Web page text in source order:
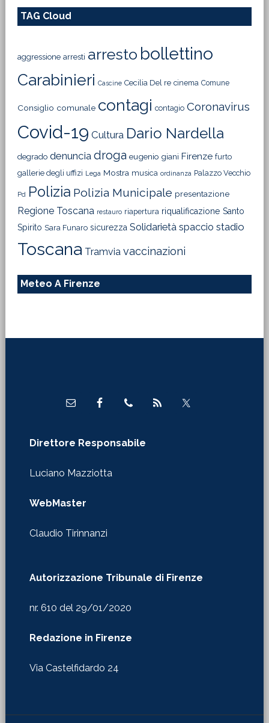
TAG Cloud
aggressione arresti arresto bollettino
Carabinieri Cascine Cecilia Del re cinema Comune
Consiglio comunale contagi contagio Coronavirus
Covid-19 Cultura Dario Nardella
degrado denuncia droga eugenio giani Firenze furto
gallerie degli uffizi Lega Mostra musica ordinanza Palazzo Vecchio
Pd Polizia Polizia Municipale presentazione
Regione Toscana restauro riapertura riqualificazione Santo
Spirito Sara Funaro sicurezza Solidarietà spaccio stadio
Toscana Tramvia vaccinazioni
Meteo A Firenze
Direttore Responsabile
Luciano Mazziotta
WebMaster
Claudio Tirinnanzi
Autorizzazione Tribunale di Firenze
nr. 610 del 29/01/2020
Redazione in Firenze
Via Castelfidardo 24